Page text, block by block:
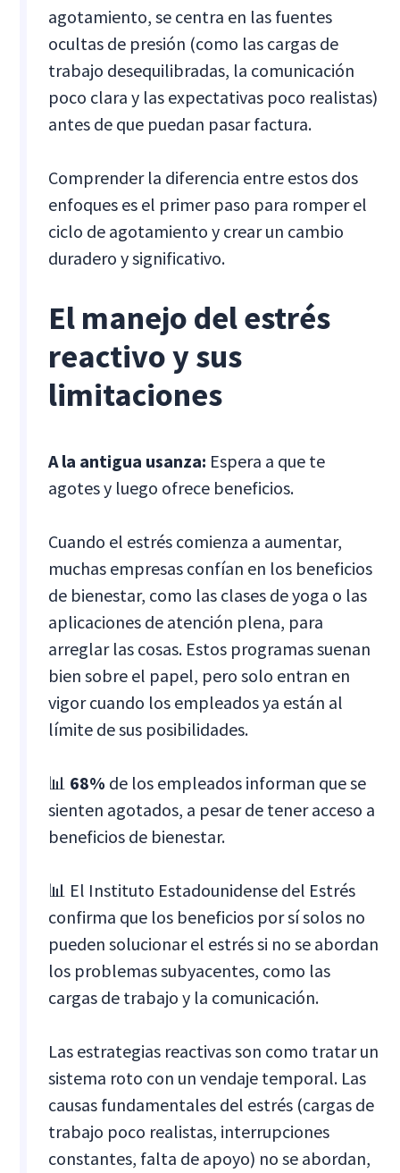
agotamiento, se centra en las fuentes
ocultas de presión (como las cargas de
trabajo desequilibradas, la comunicación
poco clara y las expectativas poco realistas)
antes de que puedan pasar factura.
Comprender la diferencia entre estos dos
enfoques es el primer paso para romper el
ciclo de agotamiento y crear un cambio
duradero y significativo.
El manejo del estrés
reactivo y sus
limitaciones
A la antigua usanza: Espera a que te
agotes y luego ofrece beneficios.
Cuando el estrés comienza a aumentar,
muchas empresas confían en los beneficios
de bienestar, como las clases de yoga o las
aplicaciones de atención plena, para
arreglar las cosas. Estos programas suenan
bien sobre el papel, pero solo entran en
vigor cuando los empleados ya están al
límite de sus posibilidades.
📊 68% de los empleados informan que se
sienten agotados, a pesar de tener acceso a
beneficios de bienestar.
📊 El Instituto Estadounidense del Estrés
confirma que los beneficios por sí solos no
pueden solucionar el estrés si no se abordan
los problemas subyacentes, como las
cargas de trabajo y la comunicación.
Las estrategias reactivas son como tratar un
sistema roto con un vendaje temporal. Las
causas fundamentales del estrés (cargas de
trabajo poco realistas, interrupciones
constantes, falta de apoyo) no se abordan,